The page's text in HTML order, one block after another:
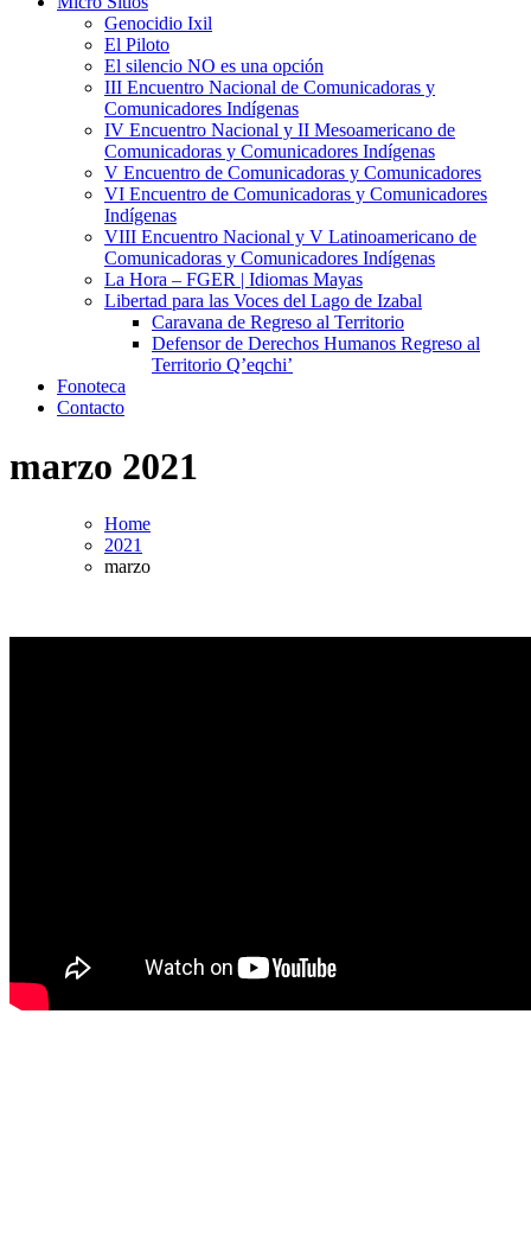
Genocidio Ixil
El Piloto
El silencio NO es una opción
III Encuentro Nacional de Comunicadoras y
Comunicadores Indígenas
IV Encuentro Nacional y II Mesoamericano de
Comunicadoras y Comunicadores Indígenas
V Encuentro de Comunicadoras y Comunicadores
VI Encuentro de Comunicadoras y Comunicadores
Indígenas
VIII Encuentro Nacional y V Latinoamericano de
Comunicadoras y Comunicadores Indígenas
La Hora – FGER | Idiomas Mayas
Libertad para las Voces del Lago de Izabal
Caravana de Regreso al Territorio
Defensor de Derechos Humanos Regreso al
Territorio Q’eqchi’
Fonoteca
Contacto
marzo 2021
Home
2021
marzo